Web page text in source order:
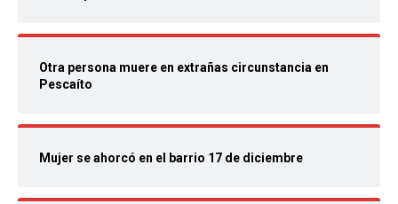
Otra persona muere en extrañas circunstancia en
Pescaíto
Mujer se ahorcó en el barrio 17 de diciembre